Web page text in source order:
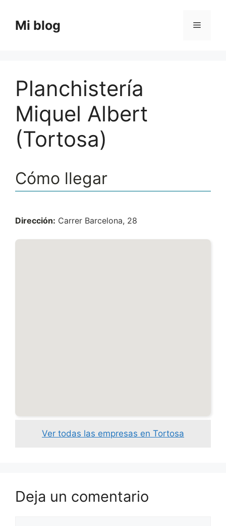
contenido
Mi blog Menú
Planchistería
Miquel Albert
(Tortosa)
Cómo llegar
Dirección: Carrer Barcelona, 28
Ver todas las empresas en Tortosa
Deja un comentario